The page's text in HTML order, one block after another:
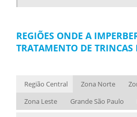
REGIÕES ONDE A
TRATAMENTO DE TRINCAS
Região Central Zona Norte
Zona Leste
Grande São Paulo